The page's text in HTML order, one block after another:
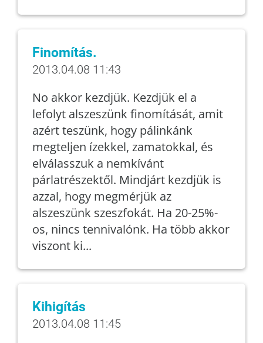
Finomítás.
2013.04.08 11:43
No akkor kezdjük. Kezdjük el a
lefolyt alszeszünk finomítását, amit
azért teszünk, hogy pálinkánk
megteljen ízekkel, zamatokkal, és
elválasszuk a nemkívánt
párlatrészektől. Mindjárt kezdjük is
azzal, hogy megmérjük az
alszeszünk szeszfokát. Ha 20-25%-
os, nincs tennivalónk. Ha több akkor
viszont ki...
Kihigítás
2013.04.08 11:45